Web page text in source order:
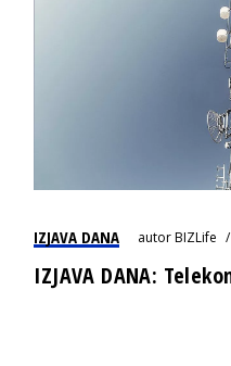
IZJAVA DANA autorBIZLife
IZJAVA DANA: